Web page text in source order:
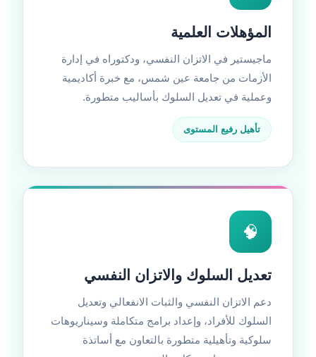
المؤهلات العلمية
ماجيستير في الاتزان النفسي، ودكتوراه في إدارة
الأزمات من جامعة عين شمس، مع خبرة أكاديمية
وعملية في تعديل السلوك بأساليب متطورة.
تأهيل رفيع المستوى
🧠
تعديل السلوك والاتزان النفسي
دعم الاتزان النفسي والثبات الانفعالي وتعديل
السلوك للأفراد، وإعداد برامج متكاملة وسيناريوهات
سلوكية وتأهيلية متطورة بالتعاون مع أساتذة